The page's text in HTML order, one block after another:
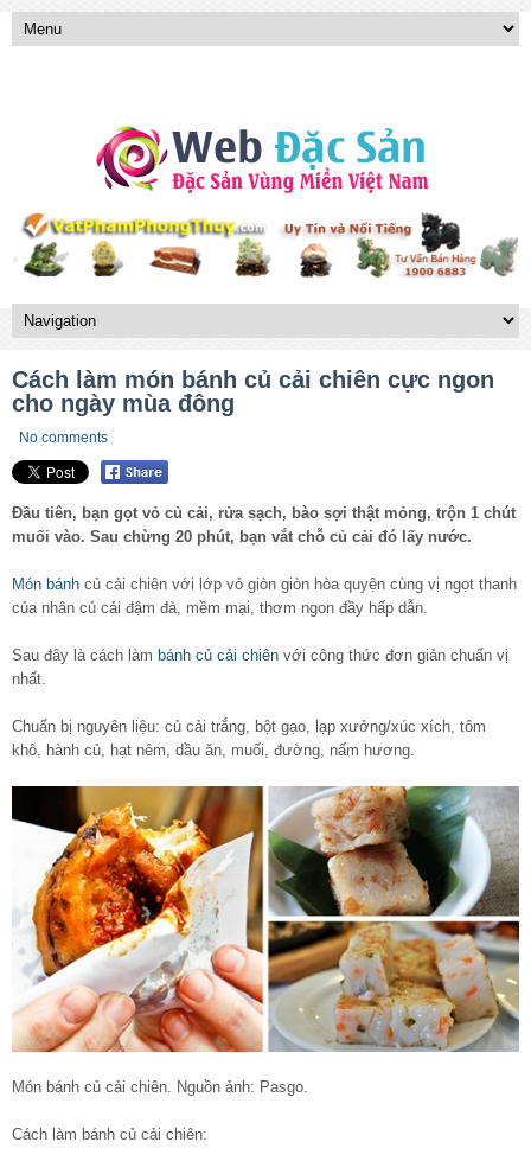
Cách làm món bánh củ cải chiên cực ngon
cho ngày mùa đông
No comments
Đầu tiên, bạn gọt vỏ củ cải, rửa sạch, bào sợi thật mỏng, trộn 1 chút
muối vào. Sau chừng 20 phút, bạn vắt chỗ củ cải đó lấy nước.
Món bánh củ cải chiên với lớp vỏ giòn giòn hòa quyện cùng vị ngọt thanh
của nhân củ cải đậm đà, mềm mại, thơm ngon đầy hấp dẫn.
Sau đây là cách làm bánh củ cải chiên với công thức đơn giản chuẩn vị
nhất.
Chuẩn bị nguyên liệu: củ cải trắng, bột gạo, lạp xưởng/xúc xích, tôm
khô, hành củ, hạt nêm, dầu ăn, muối, đường, nấm hương.
Món bánh củ cải chiên. Nguồn ảnh: Pasgo.
Cách làm bánh củ cải chiên: